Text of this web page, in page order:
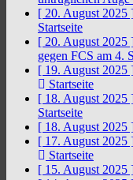
[ 20. August 2025
Startseite
[ 20. August 2025
gegen FCS am 4.
[ 19. August 2025
Startseite
[ 18. August 2025
Startseite
[ 18. August 2025
[ 17. August 2025
Startseite
[ 15. August 2025